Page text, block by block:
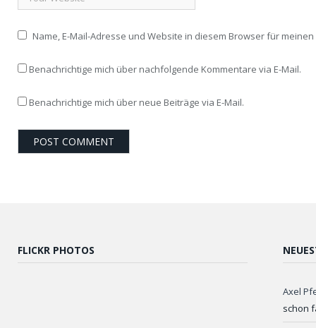
Name, E-Mail-Adresse und Website in diesem Browser für
Benachrichtige mich über nachfolgende Kommentare via E-Mail.
Benachrichtige mich über neue Beiträge via E-Mail.
FLICKR PHOTOS
Axel
schon